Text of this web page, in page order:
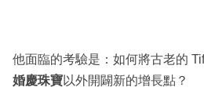
他面臨的考驗是：如何將古老的
婚慶珠寶以外開闢新的增長點？